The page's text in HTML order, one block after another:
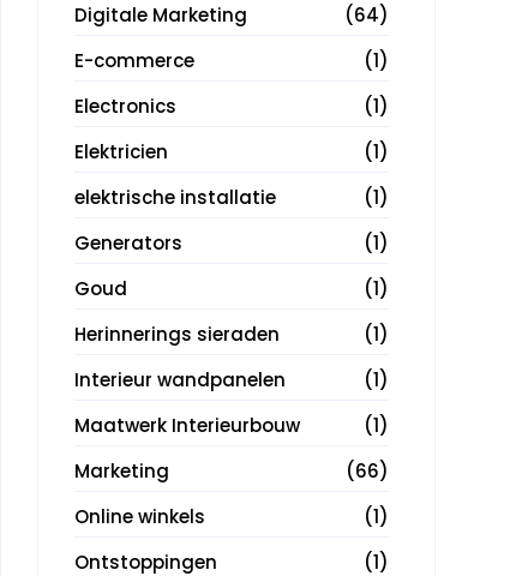
Digitale Marketing
(64)
E-commerce
(1)
Electronics
(1)
Elektricien
(1)
elektrische installatie
(1)
Generators
(1)
Goud
(1)
Herinnerings sieraden
(1)
Interieur wandpanelen
(1)
Maatwerk Interieurbouw
(1)
Marketing
(66)
Online winkels
(1)
Ontstoppingen
(1)